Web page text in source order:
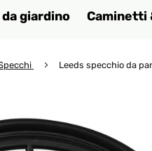
giardino Caminetti
Leeds specchio da